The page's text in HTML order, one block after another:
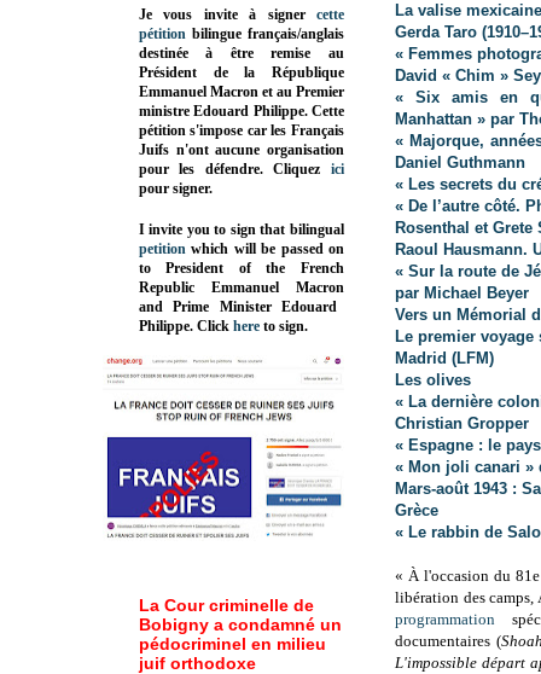
La valise
Gerda Taro
« Femmes
David « Chim »
« Six amis en
Manhattan » par
« Majorque,
Daniel Guthmann
« Les secrets du
« De l’autre côté.
Rosenthal et Grete
Raoul Hausmann.
« Sur la route de
par Michael Beyer
Vers un Mémorial
Le premier voyage
Madrid (LFM)
Les olives
« La dernière
Christian Gropper
« Espagne : le
« Mon joli canari »
Mars-août 1943 :
Grèce
« Le rabbin de
« À l'occasion du
libération des camps,
programmation
documentaires (
L'impossible départ
Je vous invite à signer cette
pétition bilingue français/anglais
destinée à être remise au
Président de la République
Emmanuel Macron et au Premier
ministre Edouard Philippe. Cette
pétition s'impose car les Français
Juifs n'ont aucune organisation
pour les défendre. Cliquez
ici
pour signer.
I invite you to sign that bilingual
petition which will be passed on
to President of the French
Republic Emmanuel Macron
and Prime MinisterEdouard
Philippe. Click here to sign.
La Cour criminelle de
Bobigny a condamné un
pédocriminel en milieu
juif orthodoxe